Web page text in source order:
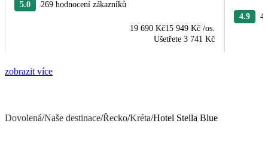
5.0 269 hodnocení zákazníků
19 690 Kč15 949 Kč /os.
Ušetřete 3 741 Kč
4.9
zobrazit více
Dovolená/Naše destinace/Řecko/Kréta/Hotel Stella Blue